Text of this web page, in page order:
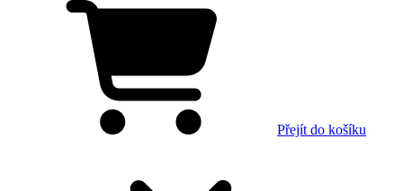
Přejít do košíku